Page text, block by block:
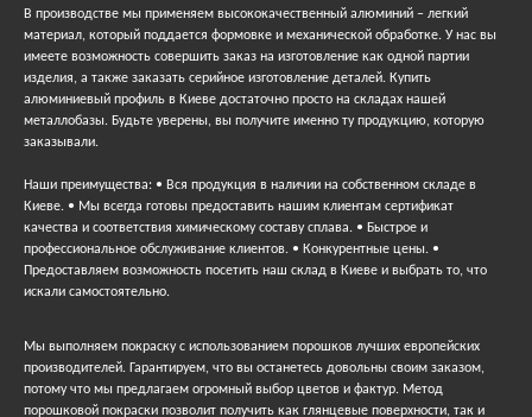
В производстве мы применяем высококачественный алюминий – легкий
материал, который поддается формовке и механической обработке. У нас вы
имеете возможность совершить заказ на изготовление как одной партии
изделия, а также заказать серийное изготовление деталей. Купить
алюминиевый профиль в Киеве достаточно просто на складах нашей
металлобазы. Будьте уверены, вы получите именно ту продукцию, которую
заказывали.
Наши преимущества: • Вся продукция в наличии на собственном складе в
Киеве. • Мы всегда готовы предоставить нашим клиентам сертификат
качества и соответствия химическому составу сплава. • Быстрое и
профессиональное обслуживание клиентов. • Конкурентные цены. •
Предоставляем возможность посетить наш склад в Киеве и выбрать то, что
искали самостоятельно.
Мы выполняем покраску с использованием порошков лучших европейских
производителей. Гарантируем, что вы останетесь довольны своим заказом,
потому что мы предлагаем огромный выбор цветов и фактур. Метод
порошковой покраски позволит получить как глянцевые поверхности, так и